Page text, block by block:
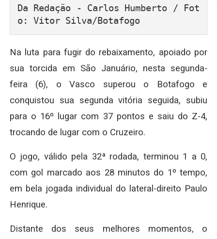
Da Redação - Carlos Humberto / Fot
o: Vitor Silva/Botafogo
Na luta para fugir do rebaixamento, apoiado por
sua torcida em São Januário, nesta segunda-
feira (6), o Vasco superou o Botafogo e
conquistou sua segunda vitória seguida, subiu
para o 16º lugar com 37 pontos e saiu do Z-4,
trocando de lugar com o Cruzeiro.
O jogo, válido pela 32ª rodada, terminou 1 a 0,
com gol marcado aos 28 minutos do 1º tempo,
em bela jogada individual do lateral-direito Paulo
Henrique.
Distante dos seus melhores momentos, o